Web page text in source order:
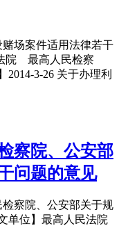
赌场案件适用法律若干
院 最高人民检察
3-26 关于办理利
察院、公安部
问题的意见
检察院、公安部关于规
单位】最高人民法院